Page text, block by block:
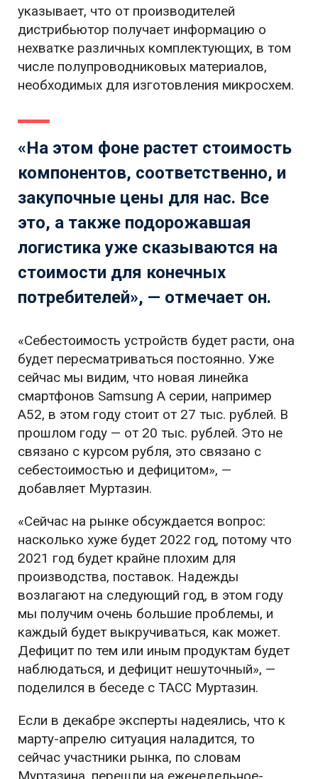
указывает, что от производителей
дистрибьютор получает информацию о
нехватке различных комплектующих, в том
числе полупроводниковых материалов,
необходимых для изготовления микросхем.
«На этом фоне растет стоимость
компонентов, соответственно, и
закупочные цены для нас. Все
это, а также подорожавшая
логистика уже сказываются на
стоимости для конечных
потребителей», — отмечает он.
«Себестоимость устройств будет расти, она
будет пересматриваться постоянно. Уже
сейчас мы видим, что новая линейка
смартфонов Samsung A серии, например
A52, в этом году стоит от 27 тыс. рублей. В
прошлом году — от 20 тыс. рублей. Это не
связано с курсом рубля, это связано с
себестоимостью и дефицитом», —
добавляет Муртазин.
«Сейчас на рынке обсуждается вопрос:
насколько хуже будет 2022 год, потому что
2021 год будет крайне плохим для
производства, поставок. Надежды
возлагают на следующий год, в этом году
мы получим очень большие проблемы, и
каждый будет выкручиваться, как может.
Дефицит по тем или иным продуктам будет
наблюдаться, и дефицит нешуточный», —
поделился в беседе с ТАСС Муртазин.
Если в декабре эксперты надеялись, что к
марту-апрелю ситуация наладится, то
сейчас участники рынка, по словам